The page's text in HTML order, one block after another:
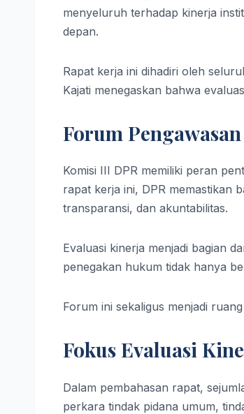
menyeluruh terhadap kinerja
depan.
Rapat kerja ini dihadiri oleh
Kajati menegaskan bahwa
Forum
Komisi III DPR memiliki peran
rapat kerja ini, DPR memastikan
transparansi, dan akuntabilitas.
Evaluasi kinerja menjadi bagian
penegakan hukum tidak hanya
Forum ini sekaligus menjadi
Fokus Evaluasi
Dalam pembahasan rapat,
perkara tindak pidana umum,